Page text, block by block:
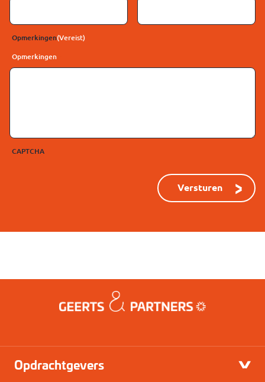
Opmerkingen(Vereist)
Opmerkingen
CAPTCHA
Opdrachtgevers